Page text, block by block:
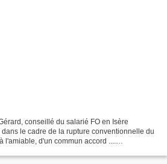
conseillé du salarié FO en Isère
le cadre de la rupture conventionnelle du
l'amiable, d'un commun accord ....